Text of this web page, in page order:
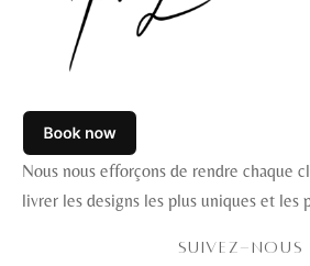
Nous nous efforçons de rendre chaque
livrer les designs les plus uniques et les
SUIVEZ-NOUS